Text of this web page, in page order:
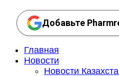
Добавьте
Главная
Новости
Новости